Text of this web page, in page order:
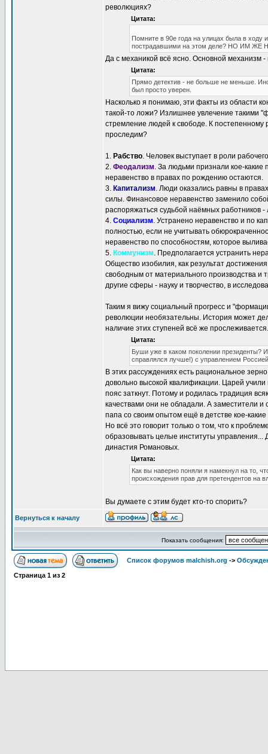
революциях?
Цитата:
Помните в 90е года на улицах была в ходу
пострадавшими на этом деле? НО ИМ ЖЕ
Да с механикой всё ясно. Основной механизм
Цитата:
Прямо детектив - не больше не меньше.
был просто уверен.
Насколько я понимаю, эти факты из области
такой-то ложи? Излишнее увлечение такими
стремление людей к свободе. К
проследим?
1. Рабство. Человек выступает в роли
2. Феодализм. За людьми признали кое-какие
неравенство в правах по рождению остаются.
3. Капитализм. Люди оказались равны в
силы. Финансовое неравенство заменило
распоряжаться судьбой наёмных работников
4. Социализм. Устранено неравенство и по
полностью, если не учитывать
неравенство по способностям, которое
5. Коммунизм. Предполагается устранить
Общество изобилия, как результат
свободным от материального производства и
другие сферы - науку и творчество, в
Таким я вижу социальный прогресс и
революции необязательны. История может
наличие этих ступеней всё же
Цитата:
Буши уже в каком поколении президенты?
справлялся лучше!) с управлением
В этих рассуждениях есть рациональное
довольно высокой квалификации. Царей
пояс заткнут. Потому и родилась традиция
качествами они не обладали. А заместители
папа со своим опытом ещё в детстве кое-
Но всё это говорит только о том, что к
образовывать целые институты управления...
династия Романовых.
Цитата:
Как вы наверно поняли я намекнул на то,
происхождения прав для претендентов на
Вы думаете с этим будет кто-то спорить?
Вернуться к началу
Показать сообщения:
Список форумов malchish.org ->
Страница 1 из 2